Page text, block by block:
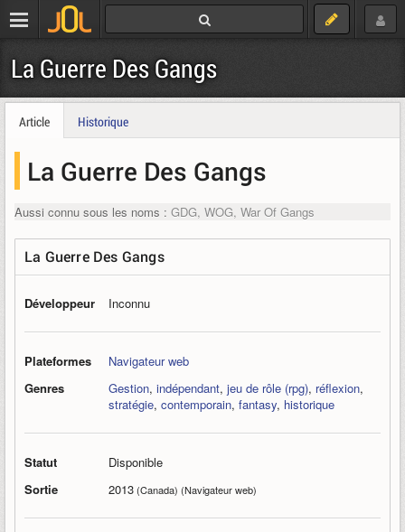
La Guerre Des Gangs
Article Historique
La Guerre Des Gangs
Aussi connu sous les noms : GDG, WOG, War Of Gangs
La Guerre Des Gangs
Développeur Inconnu
Plateformes
Navigateur web
Genres
Gestion, indépendant, jeu de rôle (rpg), réflexion,
stratégie, contemporain, fantasy, historique
Statut
Disponible
Sortie
2013(Canada) (Navigateur web)